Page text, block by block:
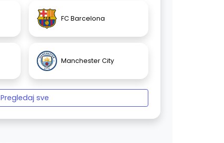
FC Barcelona
Manchester City
Pregledaj sve